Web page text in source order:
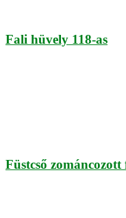
Fali hüvely 118-as
Füstcső zománcozott